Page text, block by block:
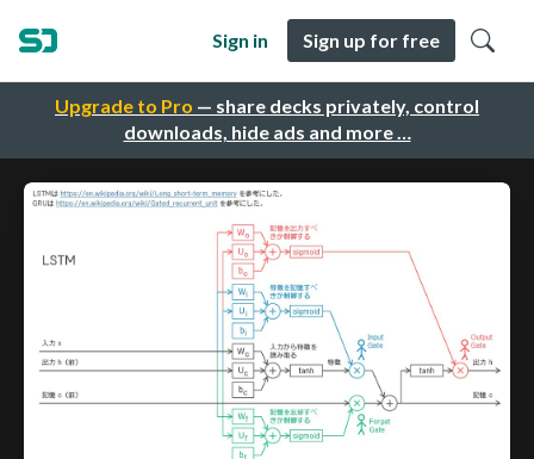
Upgrade to Pro — share decks privately, control
downloads, hide ads and more …
Sign in Sign up for free